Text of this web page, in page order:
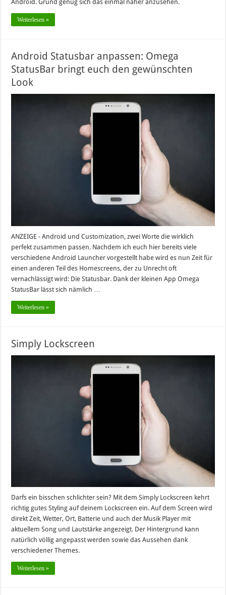
Android. Grund genug sich das einmal näher anzusehen.
Weiterlesen »
Android Statusbar anpassen: Omega
StatusBar bringt euch den gewünschten
Look
ANZEIGE - Android und Customization, zwei Worte die wirklich
perfekt zusammen passen. Nachdem ich euch hier bereits viele
verschiedene Android Launcher vorgestellt habe wird es nun Zeit für
einen anderen Teil des Homescreens, der zu Unrecht oft
vernachlässigt wird: Die Statusbar. Dank der kleinen App Omega
StatusBar lässt sich nämlich …
Weiterlesen »
Simply Lockscreen
Darfs ein bisschen schlichter sein? Mit dem Simply Lockscreen kehrt
richtig gutes Styling auf deinem Lockscreen ein. Auf dem Screen wird
direkt Zeit, Wetter, Ort, Batterie und auch der Musik Player mit
aktuellem Song und Lautstärke angezeigt. Der Hintergrund kann
natürlich völlig angepasst werden sowie das Aussehen dank
verschiedener Themes.
Weiterlesen »